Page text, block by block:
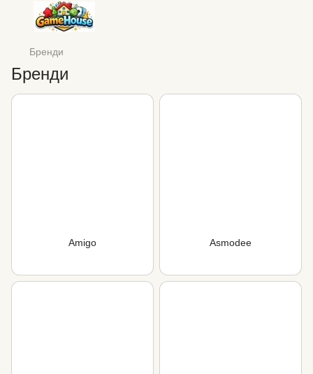
Бренди
Бренди
Amigo Asmodee